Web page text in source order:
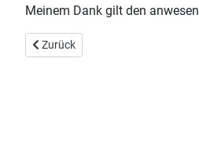
Meinem Dank gilt den
Vorheriger Beitrag:
Zurück